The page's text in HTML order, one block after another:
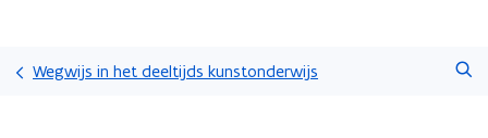
en
naar
Wegwijs in het deeltijds kunstonderwijs